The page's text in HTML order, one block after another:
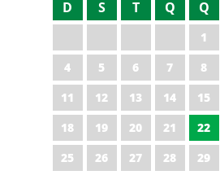
D S T Q Q
1
4
5 6 7 8
11
12 13 14 15
18
19 20 21 22
25
26 27 28 29